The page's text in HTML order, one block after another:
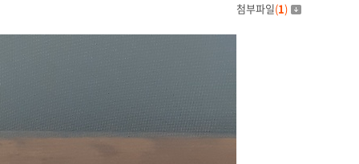
첨부파일(1)